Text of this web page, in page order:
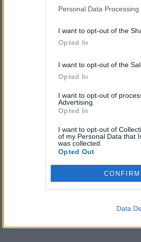
Personal Data
I want to opt-out of the
Opted In
I want to opt-out of the
Opted In
I want to opt-out of
Advertising.
Opted In
I want to opt-out of
of my Personal Data that
was collected.
Opted Out
CONFIRM
Data